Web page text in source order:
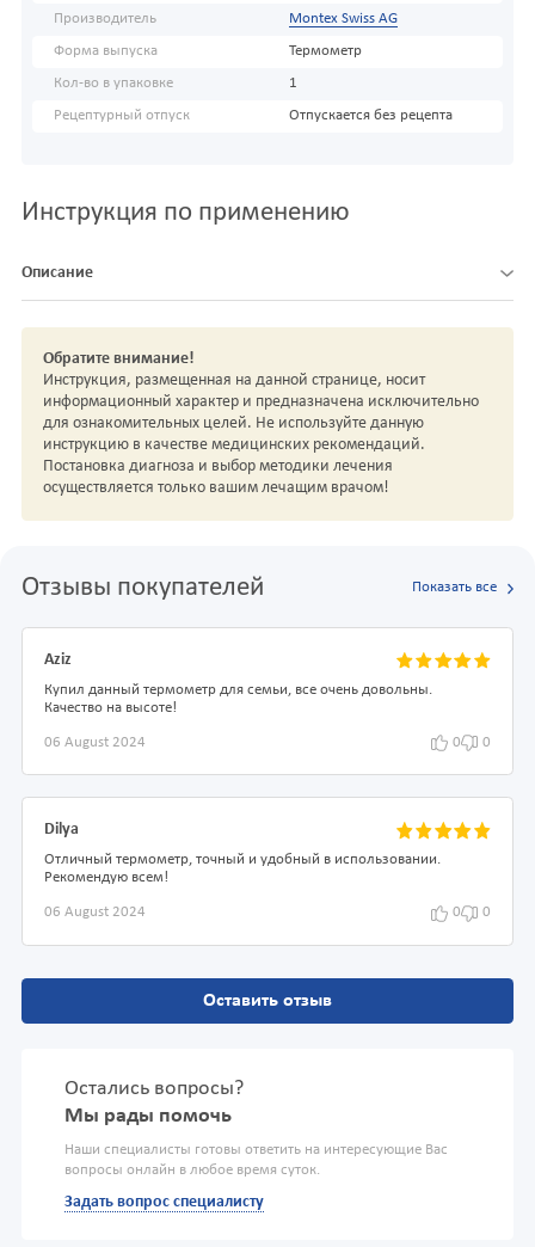
Производитель Montex Swiss AG
Форма выпуска Термометр
Кол-во в упаковке 1
Рецептурный отпуск Отпускается без рецепта
Инструкция по применению
Описание
Обратите внимание!
Инструкция, размещенная на данной странице, носит
информационный характер и предназначена исключительно
для ознакомительных целей. Не используйте данную
инструкцию в качестве медицинских рекомендаций.
Постановка диагноза и выбор методики лечения
осуществляется только вашим лечащим врачом!
Отзывы покупателей Показать все
Aziz
Купил данный термометр для семьи, все очень довольны.
Качество на высоте!
06 August 2024 0 0
Dilya
Отличный термометр, точный и удобный в использовании.
Рекомендую всем!
06 August 2024 0 0
Оставить отзыв
Остались вопросы?
Мы рады помочь
Наши специалисты готовы ответить на интересующие Вас
вопросы онлайн в любое время суток.
Задать вопрос специалисту